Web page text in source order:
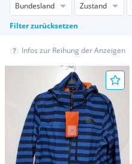
Bundesland Zustand
Filter zurücksetzen
Infos zur Reihung der Anzeigen